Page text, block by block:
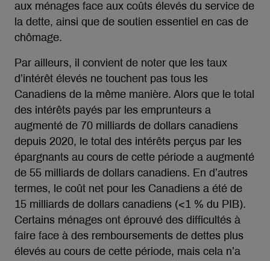
aux ménages face aux coûts élevés du service de
la dette, ainsi que de soutien essentiel en cas de
chômage.
Par ailleurs, il convient de noter que les taux
d’intérêt élevés ne touchent pas tous les
Canadiens de la même manière. Alors que le total
des intérêts payés par les emprunteurs a
augmenté de 70 milliards de dollars canadiens
depuis 2020, le total des intérêts perçus par les
épargnants au cours de cette période a augmenté
de 55 milliards de dollars canadiens. En d’autres
termes, le coût net pour les Canadiens a été de
15 milliards de dollars canadiens (<1 % du PIB).
Certains ménages ont éprouvé des difficultés à
faire face à des remboursements de dettes plus
élevés au cours de cette période, mais cela n’a